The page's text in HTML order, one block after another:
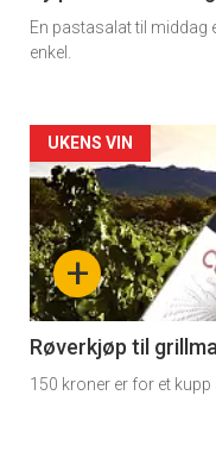
En pastasalat til middag
enkel.
Forsiden
akkurat
nå
-
6
+
UKENS VIN
Røverkjøp til
150 kroner er for et kupp